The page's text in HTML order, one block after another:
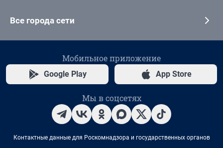
Все города сети
Мобильное приложение
Google Play App Store
Мы в соцсетях
Контактные данные для Роскомнадзора и государственных органов